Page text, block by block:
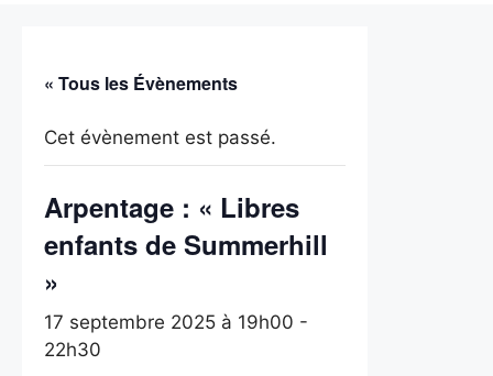
« Tous les Évènements
Cet évènement est passé.
Arpentage : « Libres
enfants de Summerhill
»
17 septembre 2025 à 19h00 -
22h30